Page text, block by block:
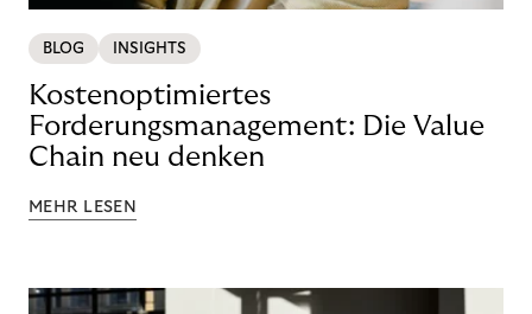
BLOG INSIGHTS
Kostenoptimiertes
Forderungsmanagement: Die Value
Chain neu denken
MEHR LESEN